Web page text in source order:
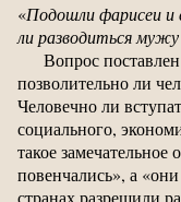
«Подошли фарисеи и
ли разводиться
Вопрос
позволительно ли
Человечно ли
социального,
такое
повенчались», а
странах разрешили